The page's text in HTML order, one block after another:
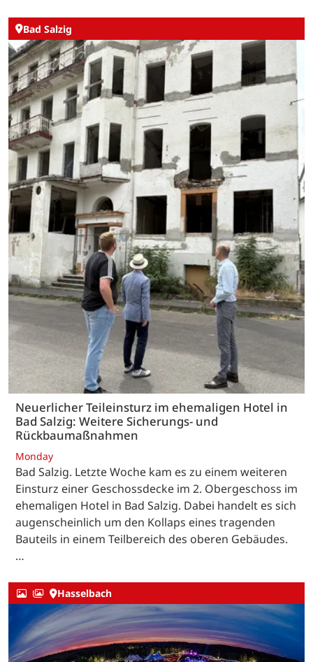
Bad Salzig
Neuerlicher Teileinsturz im ehemaligen Hotel in
Bad Salzig: Weitere Sicherungs- und
Rückbaumaßnahmen
Monday
Bad Salzig. Letzte Woche kam es zu einem weiteren
Einsturz einer Geschossdecke im 2. Obergeschoss im
ehemaligen Hotel in Bad Salzig. Dabei handelt es sich
augenscheinlich um den Kollaps eines tragenden
Bauteils in einem Teilbereich des oberen Gebäudes.
…
Hasselbach